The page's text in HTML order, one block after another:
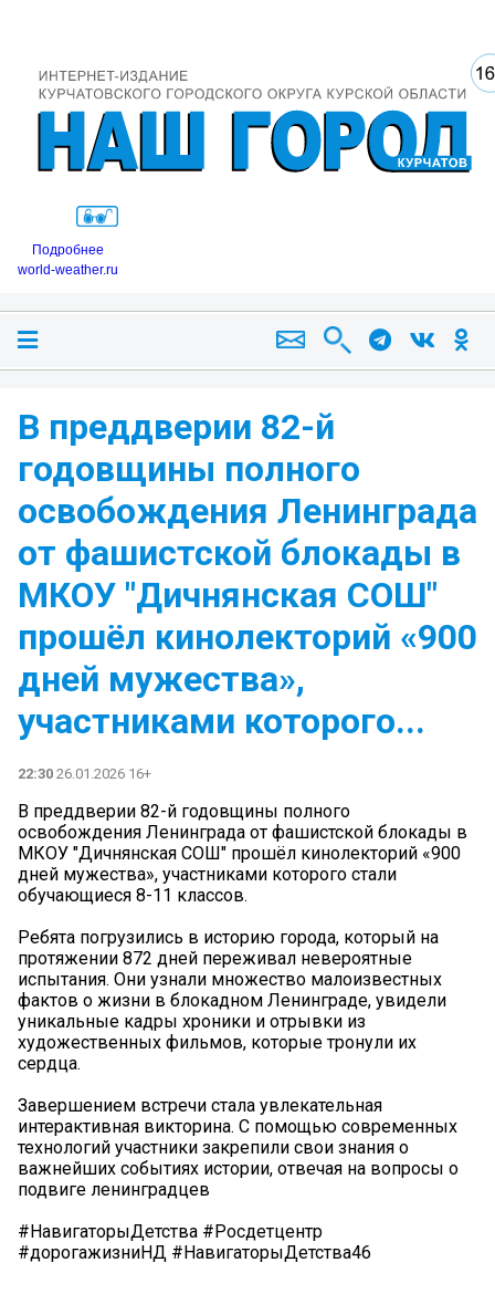
Подробнее
world-weather.ru
В преддверии 82-й
годовщины полного
освобождения Ленинграда
от фашистской блокады в
МКОУ "Дичнянская СОШ"
прошёл кинолекторий «900
дней мужества»,
участниками которого...
22:30 26.01.2026 16+
В преддверии 82-й годовщины полного
освобождения Ленинграда от фашистской блокады в
МКОУ "Дичнянская СОШ" прошёл кинолекторий «900
дней мужества», участниками которого стали
обучающиеся 8-11 классов.
Ребята погрузились в историю города, который на
протяжении 872 дней переживал невероятные
испытания. Они узнали множество малоизвестных
фактов о жизни в блокадном Ленинграде, увидели
уникальные кадры хроники и отрывки из
художественных фильмов, которые тронули их
сердца.
Завершением встречи стала увлекательная
интерактивная викторина. С помощью современных
технологий участники закрепили свои знания о
важнейших событиях истории, отвечая на вопросы о
подвиге ленинградцев
#НавигаторыДетства #Росдетцентр
#дорогажизниНД #НавигаторыДетства46